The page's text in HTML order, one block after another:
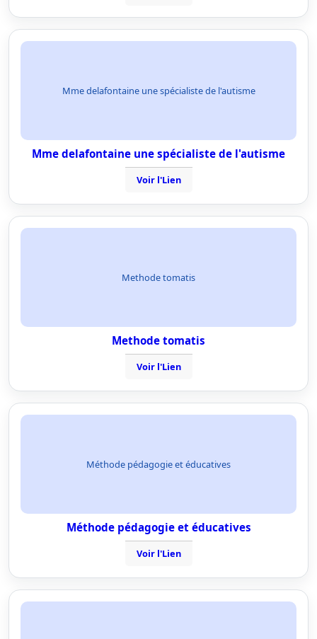
Mme delafontaine une spécialiste de l'autisme
Mme delafontaine une spécialiste de l'autisme
Voir l'Lien
Methode tomatis
Methode tomatis
Voir l'Lien
Méthode pédagogie et éducatives
Méthode pédagogie et éducatives
Voir l'Lien